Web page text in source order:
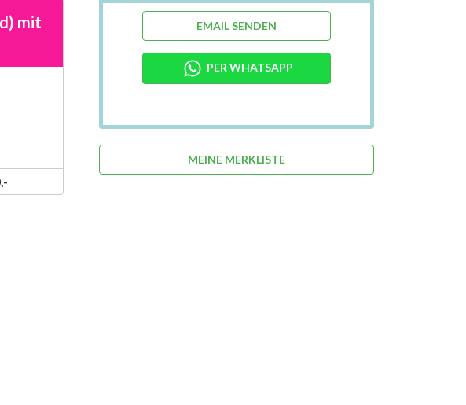
mit
EMAIL SENDEN
PER WHATSAPP
MEINE MERKLISTE